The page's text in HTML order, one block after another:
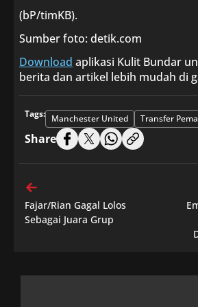
(bP/timKB).
Sumber foto: detik.com
Download aplikasi Kulit Bundar
berita dan artikel lebih mudah di
Tags: Manchester United Transfer
Share
Fajar/Rian Gagal Lolos
Sebagai Juara Grup